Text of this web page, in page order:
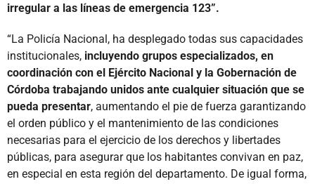
irregular a las líneas de emergencia 123”.
“La Policía Nacional, ha desplegado todas sus capacidades
institucionales, incluyendo grupos especializados, en
coordinación con el Ejército Nacional y la Gobernación de
Córdoba trabajando unidos ante cualquier situación que se
pueda presentar, aumentando el pie de fuerza garantizando
el orden público y el mantenimiento de las condiciones
necesarias para el ejercicio de los derechos y libertades
públicas, para asegurar que los habitantes convivan en paz,
en especial en esta región del departamento. De igual forma,